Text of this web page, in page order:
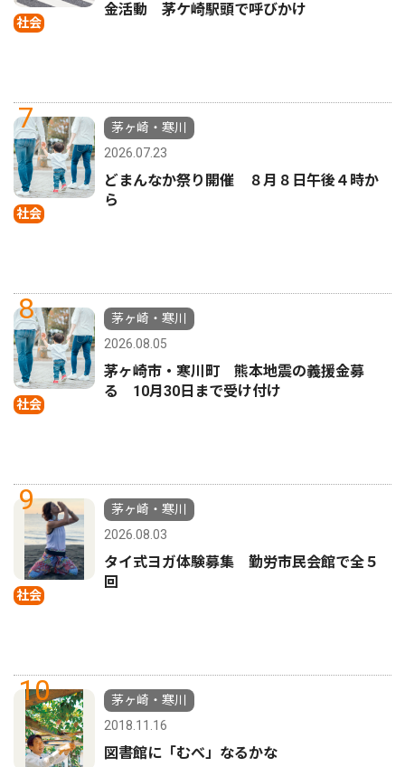
社会
金活動 茅ケ崎駅頭で呼びかけ
7
社会
茅ヶ崎・寒川
2026.07.23
どまんなか祭り開催 ８月８日午後４時か
ら
8
社会
茅ヶ崎・寒川
2026.08.05
茅ヶ崎市・寒川町 熊本地震の義援金募
る 10月30日まで受け付け
9
社会
茅ヶ崎・寒川
2026.08.03
タイ式ヨガ体験募集 勤労市民会館で全５
回
10
茅ヶ崎・寒川
2018.11.16
図書館に「むべ」なるかな